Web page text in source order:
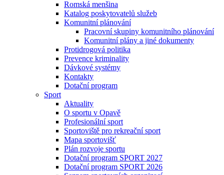
Romská menšina
Katalog poskytovatelů služeb
Komunitní plánování
Pracovní skupiny komunitního plánování
Komunitní plány a jiné dokumenty
Protidrogová politika
Prevence kriminality
Dávkové systémy
Kontakty
Dotační program
Sport
Aktuality
O sportu v Opavě
Profesionální sport
Sportoviště pro rekreační sport
Mapa sportovišť
Plán rozvoje sportu
Dotační program SPORT 2027
Dotační program SPORT 2026